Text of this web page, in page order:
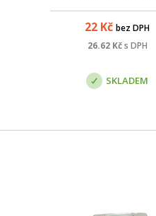
22 Kč bez DPH
26.62Kč s DPH
SKLADEM